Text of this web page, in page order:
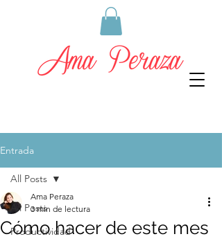
Entrada
All Posts
Productividad
All Posts
Cómo hacer de este mes
Ama Peraza
3 min de lectura